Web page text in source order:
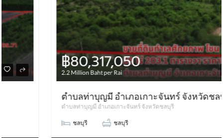
฿80,317,050
2.2 Million Baht per Rai
ตำบลท่าบุญมี อำเภอเกาะจันทร์ จังหวัดชลบุรี
ตำบลท่าบุญมี อำเภอเกาะจันทร์ จังหวัดชลบุรี
ชลบุรี